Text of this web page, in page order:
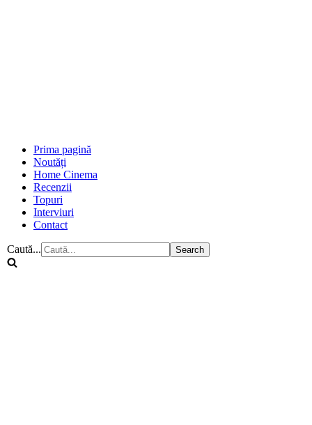
Prima pagină
Noutăți
Home Cinema
Recenzii
Topuri
Interviuri
Contact
Caută...